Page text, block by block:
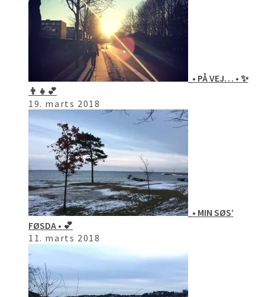
• PÅ VEJ… • ✨
👨‍👧💕
19. marts 2018
• MIN SØS’
FØSDA • 💕
11. marts 2018